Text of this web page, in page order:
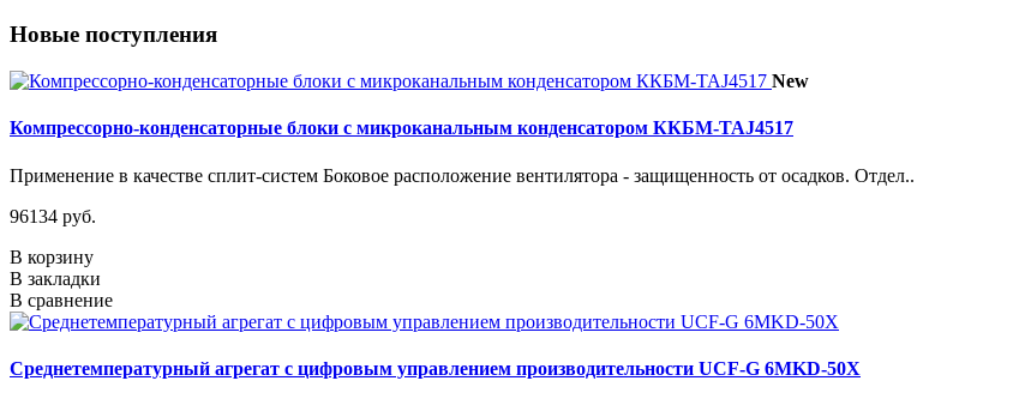
Новые поступления
New
Компрессорно-конденсаторные блоки с микроканальным конденсатором ККБМ-TAJ4517
Применение в качестве сплит-систем Боковое расположение вентилятора - защищенность от осадков. Отдел..
96134 руб.
В корзину
В закладки
В сравнение
Среднетемпературный агрегат с цифровым управлением производительности UCF-G 6MKD-50X